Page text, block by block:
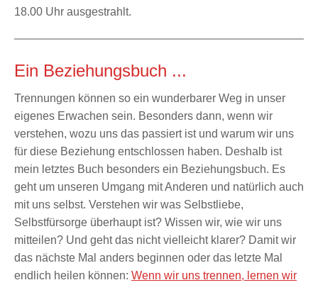
18.00 Uhr ausgestrahlt.
Ein Beziehungsbuch ...
Trennungen können so ein wunderbarer Weg in unser
eigenes Erwachen sein. Besonders dann, wenn wir
verstehen, wozu uns das passiert ist und warum wir uns
für diese Beziehung entschlossen haben. Deshalb ist
mein letztes Buch besonders ein Beziehungsbuch. Es
geht um unseren Umgang mit Anderen und natürlich auch
mit uns selbst. Verstehen wir was Selbstliebe,
Selbstfürsorge überhaupt ist? Wissen wir, wie wir uns
mitteilen? Und geht das nicht vielleicht klarer? Damit wir
das nächste Mal anders beginnen oder das letzte Mal
endlich heilen können: Wenn wir uns trennen, lernen wir